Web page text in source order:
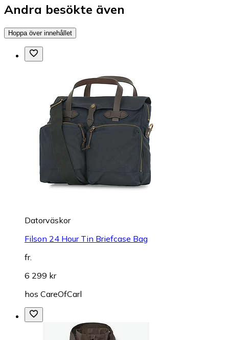
Andra besökte även
Hoppa över innehållet
Datorväskor
Filson 24 Hour Tin Briefcase Bag
fr.
6 299 kr
hos CareOfCarl